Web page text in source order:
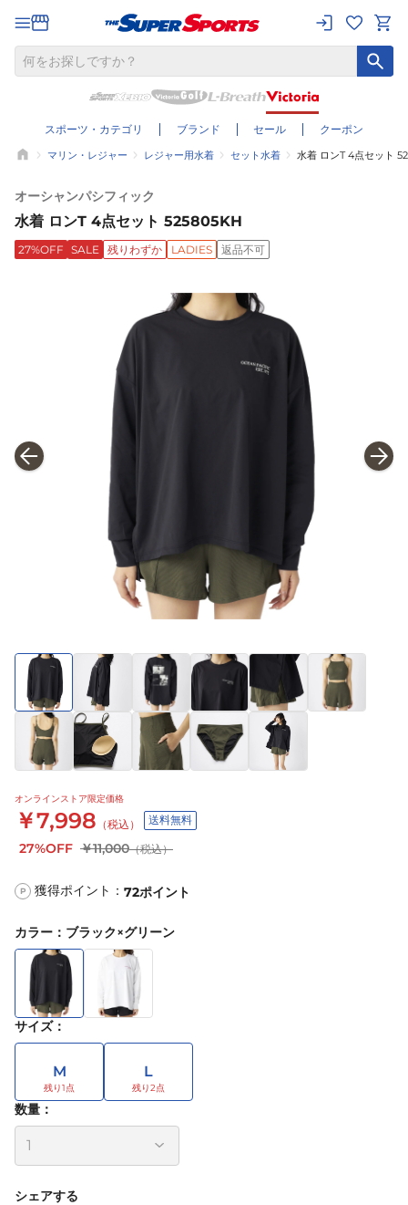
スポーツ・カテゴリ ブランド セール クーポン
マリン・レジャー レジャー用水着 セット水着 水着 ロンT 4点セット
オーシャンパシフィック
水着 ロンT 4点セット 525805KH
27%OFF SALE 残りわずか LADIES 返品不可
オンラインストア限定価格
￥7,998 （税込） 送料無料
27%OFF ￥11,000（税込）
P 獲得ポイント： 72ポイント
カラー ： ブラック×グリーン
サイズ：
M L
数量：
シェアする